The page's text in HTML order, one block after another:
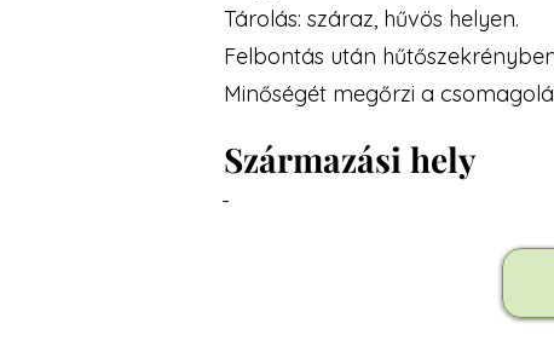
Tárolás: száraz, hűvös helyen.
Felbontás után
Minőségét megőrzi a
Származási hely
-